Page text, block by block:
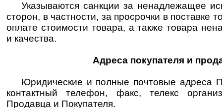
Указываются санкции за ненадлежащее
сторон, в частности, за просрочки в поставке
оплате стоимости товара, а также товара
и качества.
Адреса покупателя и
Юридические и полные почтовые адреса
контактный телефон, факс, телекс
Продавца и Покупателя.